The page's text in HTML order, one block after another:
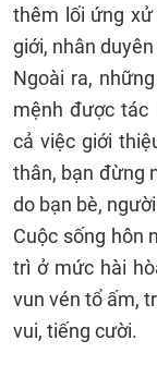
thêm lối ứng
giới, nhân
Ngoài ra,
mệnh được tác
cả việc giới
thân, bạn đừng
do bạn bè,
Cuộc sống hôn
trì ở mức hài
vun vén tổ ấm,
vui, tiếng cười.